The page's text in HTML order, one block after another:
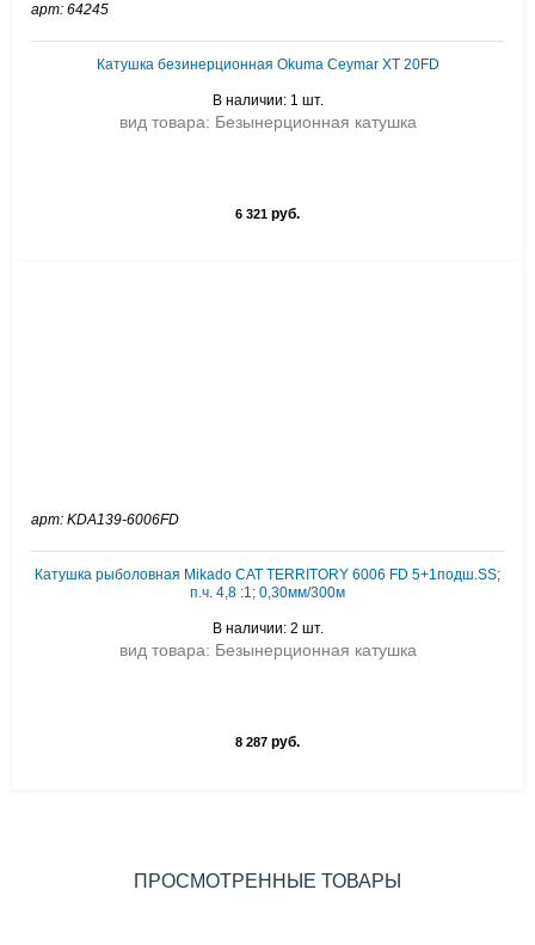
арт: 64245
Катушка безинерционная Okuma Ceymar XT 20FD
В наличии: 1 шт.
вид товара: Безынерционная катушка
6 321 руб.
арт: KDA139-6006FD
Катушка рыболовная Mikado CAT TERRITORY 6006 FD 5+1подш.SS;
п.ч. 4,8 :1; 0,30мм/300м
В наличии: 2 шт.
вид товара: Безынерционная катушка
8 287 руб.
ПРОСМОТРЕННЫЕ ТОВАРЫ